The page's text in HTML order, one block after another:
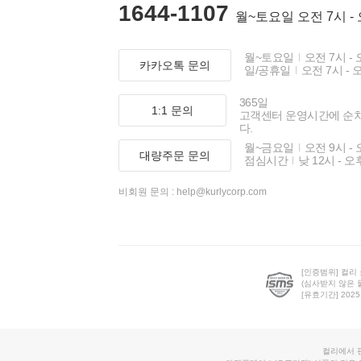
1644-1107 월~토요일 오전 7시 -
카카오톡 문의
월~토요일
오전 7시 -
일/공휴일
오전 7시 -
1:1 문의
365일
고객센터 운영시간에 순
다.
대량주문 문의
월~금요일
오전 9시 -
점심시간
낮 12시 - 오
비회원 문의 : help@kurlycorp.com
[인증범위] 컬리
(심사받지 않은
[유효기간]
컬리에서